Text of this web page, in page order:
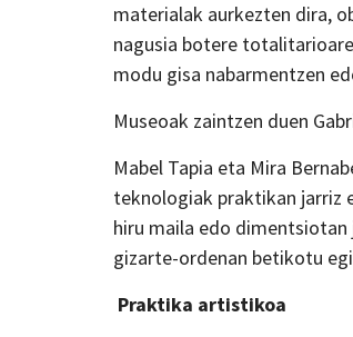
materialak aurkezten dira,
nagusia botere
modu gisa nabarmentzen
Museoak zaintzen duen
Mabel Tapia eta Mira
teknologiak praktikan jarriz
hiru maila edo
gizarte-ordenan betikotu
Praktika artistikoa